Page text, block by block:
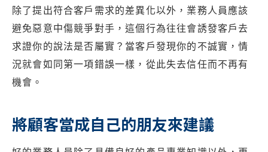
除了提出符合客戶需求的差異化以外，業務人員應該
避免惡意中傷競爭對手，這個行為往往會誘發客戶去
求證你的說法是否屬實？當客戶發現你的不誠實，情
況就會如同第一項錯誤一樣，從此失去信任而不再有
機會。
將顧客當成自己的朋友來建議